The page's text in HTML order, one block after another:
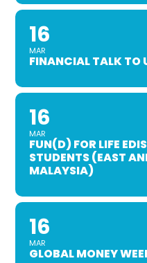
16
MAR
FINANCIAL TALK TO
16
MAR
FUN(D) FOR LIFE
STUDENTS (EAST
MALAYSIA)
16
MAR
GLOBAL MONEY